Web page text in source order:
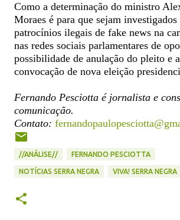
Como a determinação do ministro
Moraes é para que sejam investigados
patrocínios ilegais de fake news na
nas redes sociais parlamentares de
possibilidade de anulação do pleito e
convocação de nova eleição
Fernando Pesciotta é jornalista e
comunicação.
Contato:
//ANÁLISE// FERNANDO PESCIOTTA
NOTÍCIAS SERRA NEGRA VIVA! SERRA NEGRA